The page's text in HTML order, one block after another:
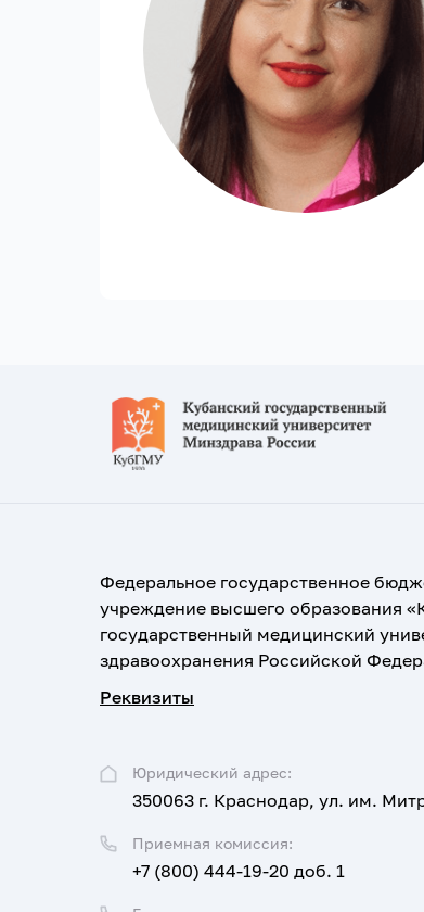
Федеральное государственное
учреждение высшего образования
государственный медицинский
здравоохранения Российской
Реквизиты
Юридический адрес:
350063 г. Краснодар, ул. им.
Приемная комиссия:
+7 (800) 444-19-20 доб. 1